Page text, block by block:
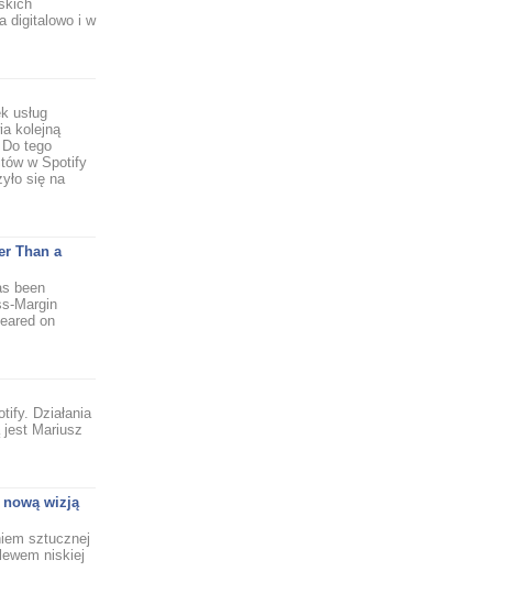
digitalowo i w
usług
kolejną
tego
w Spotify
się na
Than a
been
Margin
on
Działania
jest Mariusz
wizją
sztucznej
niskiej